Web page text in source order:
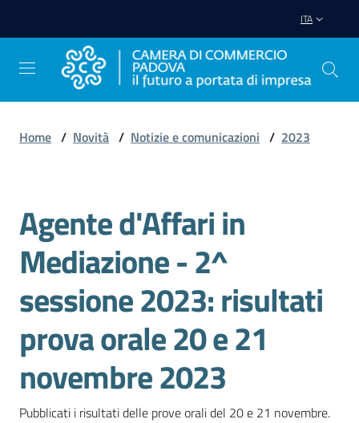
ITA
Gestire
Impresa
Promuovere
Impresa
e
territorio
Home / Novità / Notizie e comunicazioni / 2023
Salta al contenuto
Agente d'Affari in
Mediazione - 2^
sessione 2023: risultati
prova orale 20 e 21
novembre 2023
Pubblicati i risultati delle prove orali del 20 e 21 novembre.